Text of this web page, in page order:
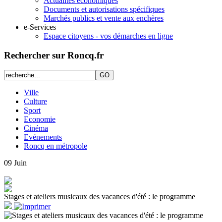
Documents et autorisations spécifiques
Marchés publics et vente aux enchères
e-Services
Espace citoyens - vos démarches en ligne
Rechercher sur Roncq.fr
Ville
Culture
Sport
Economie
Cinéma
Evénements
Roncq en métropole
09 Juin
Stages et ateliers musicaux des vacances d'été : le programme